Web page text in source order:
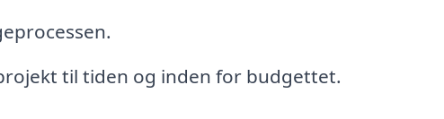
til tiden og inden for budgettet.